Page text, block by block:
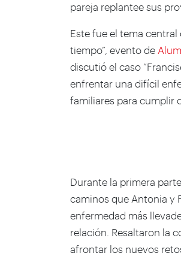
pareja replantee sus
Este fue el tema
tiempo”, evento de
discutió el caso
enfrentar una difícil
familiares para cumplir
Durante la primera
caminos que Antonia y
enfermedad más
relación. Resaltaron la
afrontar los nuevos